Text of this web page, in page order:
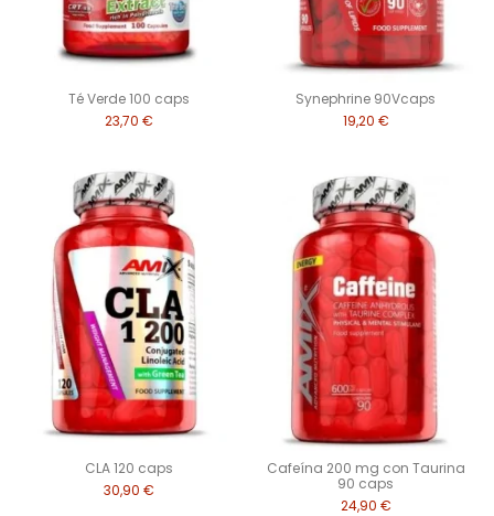
Té Verde 100 caps
23,70 €
Synephrine 90Vcaps
19,20 €
CLA 120 caps
30,90 €
Cafeína 200 mg con Taurina
90 caps
24,90 €